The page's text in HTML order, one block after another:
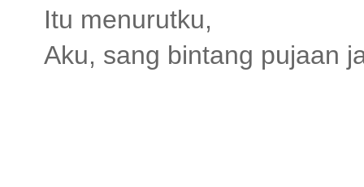
Itu menurutku,
Aku, sang bintang pujaan